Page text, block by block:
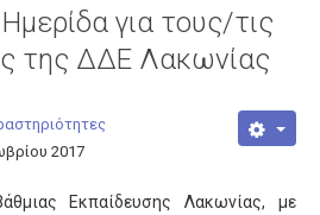
για τους/τις
της ΔΔΕ Λακωνίας
2017
Εκπαίδευσης Λακωνίας, με